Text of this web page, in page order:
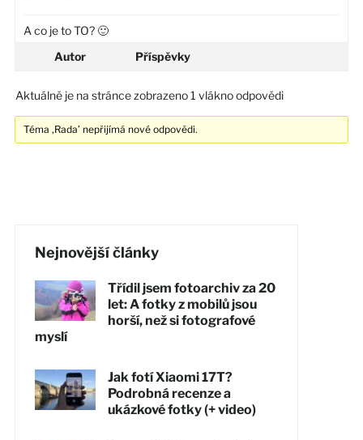
A co je to TO? 🙂
Autor
Příspěvky
Aktuálně je na stránce zobrazeno 1 vlákno odpovědi
Téma ‚Rada’ nepřijímá nové odpovědi.
Nejnovější články
Třídil jsem fotoarchiv za 20
let: A fotky z mobilů jsou
horší, než si fotografové
myslí
Jak fotí Xiaomi 17T?
Podrobná recenze a
ukázkové fotky (+ video)